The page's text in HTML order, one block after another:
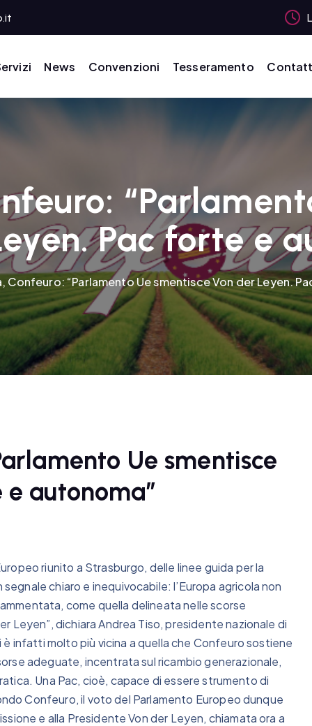
News Convenzioni Tesseramento
Pac forte e
Confeuro: “Parlamento Ue smentisce Von der Leyen.
Ue smentisce
e autonoma”
riunito a Strasburgo, delle linee guida per la
chiaro e inequivocabile: l’Europa agricola non
come quella delineata nelle scorse
Leyen”, dichiara Andrea Tiso, presidente nazionale di
infatti molto più vicina a quella che Confeuro sostiene
adeguate, incentrata sul ricambio generazionale,
Una Pac, cioè, capace di essere strumento di
Confeuro, il voto del Parlamento Europeo dunque
e alla Presidente Von der Leyen, chiamata ora a